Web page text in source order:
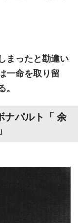
まったと勘違い
一命を取り留
ナパルト「 余